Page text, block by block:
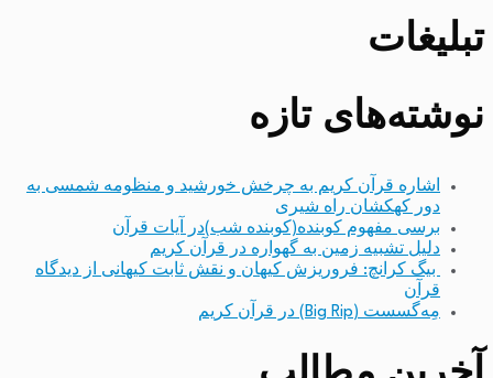
تبلیغات
نوشته‌های تازه
اشاره قرآن کریم به چرخش خورشید و منظومه شمسی به
دور کهکشان راه شیری
برسی مفهوم کوبنده(کوبنده شب)در آیات قرآن
دلیل تشبیه زمین به گهواره در قرآن کریم
بیگ کرانچ: فروریزش کیهان و نقش ثابت کیهانی از دیدگاه
قرآن
مِه‌گسست (Big Rip) در قرآن کریم